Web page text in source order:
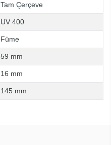
Tam Çerçeve
UV 400
Füme
59 mm
16 mm
145 mm